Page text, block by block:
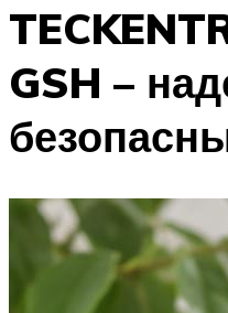
GSH –